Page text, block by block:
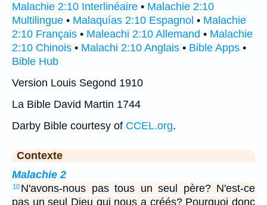
Malachie 2:10 Interlinéaire • Malachie 2:10
Multilingue • Malaquías 2:10 Espagnol • Malachie
2:10 Français • Maleachi 2:10 Allemand • Malachie
2:10 Chinois • Malachi 2:10 Anglais • Bible Apps •
Bible Hub
Version Louis Segond 1910
La Bible David Martin 1744
Darby Bible courtesy of CCEL.org.
Contexte
Malachie 2
10 N'avons-nous pas tous un seul père? N'est-ce
pas un seul Dieu qui nous a créés? Pourquoi donc